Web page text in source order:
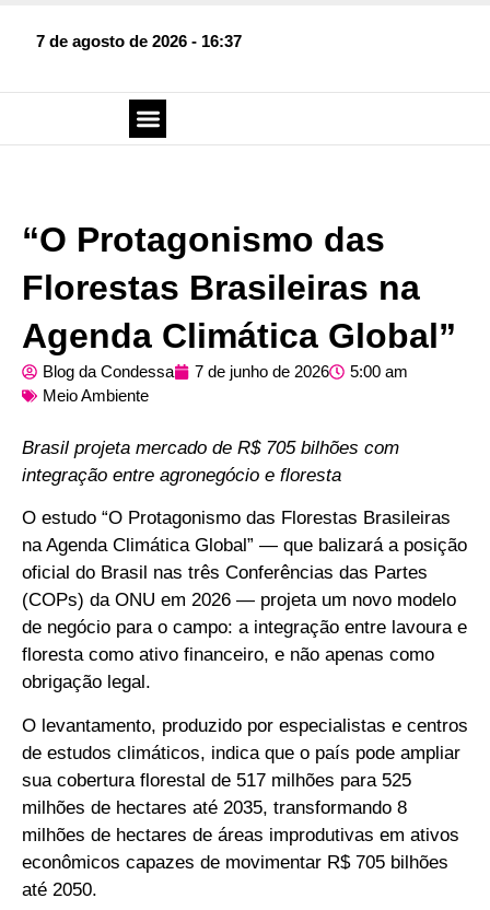
7 de agosto de 2026 - 16:37
“O Protagonismo das
Florestas Brasileiras na
Agenda Climática Global”
Blog da Condessa 7 de junho de 2026
5:00 am
Meio Ambiente
Brasil projeta mercado de R$ 705 bilhões com
integração entre agronegócio e floresta
O estudo “O Protagonismo das Florestas Brasileiras
na Agenda Climática Global” — que balizará a posição
oficial do Brasil nas três Conferências das Partes
(COPs) da ONU em 2026 — projeta um novo modelo
de negócio para o campo: a integração entre lavoura e
floresta como ativo financeiro, e não apenas como
obrigação legal.
O levantamento, produzido por especialistas e centros
de estudos climáticos, indica que o país pode ampliar
sua cobertura florestal de 517 milhões para 525
milhões de hectares até 2035, transformando 8
milhões de hectares de áreas improdutivas em ativos
econômicos capazes de movimentar R$ 705 bilhões
até 2050.